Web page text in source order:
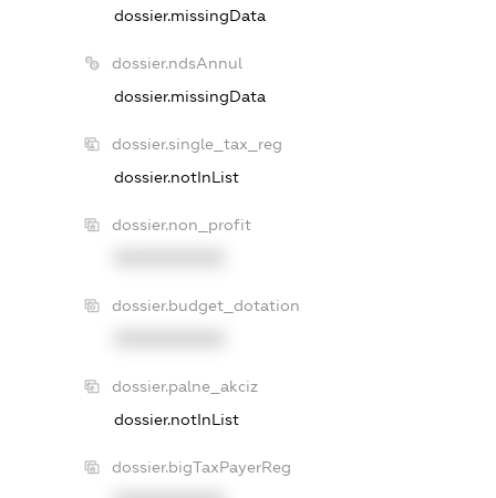
dossier.missingData
dossier.ndsAnnul
dossier.missingData
dossier.single_tax_reg
dossier.notInList
dossier.non_profit
dossier.budget_dotation
dossier.palne_akciz
dossier.notInList
dossier.bigTaxPayerReg